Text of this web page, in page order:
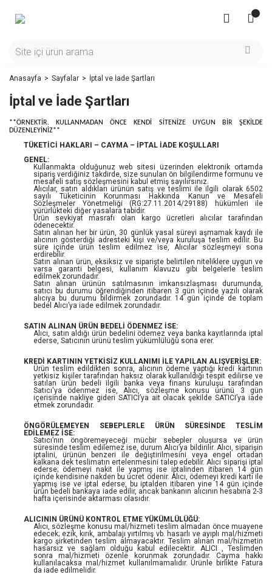
Anasayfa Sayfalar İptal ve İade Şartları
İptal ve İade Şartları
**ÖRNEKTİR. KULLANMADAN ÖNCE KENDİ SİTENİZE UYGUN BİR ŞEKİLDE
DÜZENLEYİNİZ**
TÜKETİCİ HAKLARI – CAYMA – İPTAL İADE KOŞULLARI
GENEL:
Kullanmakta olduğunuz web sitesi üzerinden elektronik ortamda
sipariş verdiğiniz takdirde, size sunulan ön bilgilendirme formunu ve
mesafeli satış sözleşmesini kabul etmiş sayılırsınız.
Alıcılar, satın aldıkları ürünün satış ve teslimi ile ilgili olarak 6502
sayılı Tüketicinin Korunması Hakkında Kanun ve Mesafeli
Sözleşmeler Yönetmeliği (RG:27.11.2014/29188) hükümleri ile
yürürlükteki diğer yasalara tabidir.
Ürün sevkiyat masrafı olan kargo ücretleri alıcılar tarafından
ödenecektir.
Satın alınan her bir ürün, 30 günlük yasal süreyi aşmamak kaydı ile
alıcının gösterdiği adresteki kişi ve/veya kuruluşa teslim edilir. Bu
süre içinde ürün teslim edilmez ise, Alıcılar sözleşmeyi sona
erdirebilir.
Satın alınan ürün, eksiksiz ve siparişte belirtilen niteliklere uygun ve
varsa garanti belgesi, kullanım klavuzu gibi belgelerle teslim
edilmek zorundadır.
Satın alınan ürünün satılmasının imkansızlaşması durumunda,
satıcı bu durumu öğrendiğinden itibaren 3 gün içinde yazılı olarak
alıcıya bu durumu bildirmek zorundadır. 14 gün içinde de toplam
bedel Alıcı’ya iade edilmek zorundadır.
SATIN ALINAN ÜRÜN BEDELİ ÖDENMEZ İSE:
Alıcı, satın aldığı ürün bedelini ödemez veya banka kayıtlarında iptal
ederse, Satıcının ürünü teslim yükümlülüğü sona erer.
KREDİ KARTININ YETKİSİZ KULLANIMI İLE YAPILAN ALIŞVERİŞLER:
Ürün teslim edildikten sonra, alıcının ödeme yaptığı kredi kartının
yetkisiz kişiler tarafından haksız olarak kullanıldığı tespit edilirse ve
satılan ürün bedeli ilgili banka veya finans kuruluşu tarafından
Satıcı'ya ödenmez ise, Alıcı, sözleşme konusu ürünü 3 gün
içerisinde nakliye gideri SATICI’ya ait olacak şekilde SATICI’ya iade
etmek zorundadır.
ÖNGÖRÜLEMEYEN SEBEPLERLE ÜRÜN SÜRESİNDE TESLİM
EDİLEMEZ İSE:
Satıcı’nın öngöremeyeceği mücbir sebepler oluşursa ve ürün
süresinde teslim edilemez ise, durum Alıcı’ya bildirilir. Alıcı, siparişin
iptalini, ürünün benzeri ile değiştirilmesini veya engel ortadan
kalkana dek teslimatın ertelenmesini talep edebilir. Alıcı siparişi iptal
ederse; ödemeyi nakit ile yapmış ise iptalinden itibaren 14 gün
içinde kendisine nakden bu ücret ödenir. Alıcı, ödemeyi kredi kartı ile
yapmış ise ve iptal ederse, bu iptalden itibaren yine 14 gün içinde
ürün bedeli bankaya iade edilir, ancak bankanın alıcının hesabına 2-3
hafta içerisinde aktarması olasıdır.
ALICININ ÜRÜNÜ KONTROL ETME YÜKÜMLÜLÜĞÜ:
Alıcı, sözleşme konusu mal/hizmeti teslim almadan önce muayene
edecek; ezik, kırık, ambalajı yırtılmış vb. hasarlı ve ayıplı mal/hizmeti
kargo şirketinden teslim almayacaktır. Teslim alınan mal/hizmetin
hasarsız ve sağlam olduğu kabul edilecektir. ALICI , Teslimden
sonra mal/hizmeti özenle korunmak zorundadır. Cayma hakkı
kullanılacaksa mal/hizmet kullanılmamalıdır. Ürünle birlikte Fatura
da iade edilmelidir.